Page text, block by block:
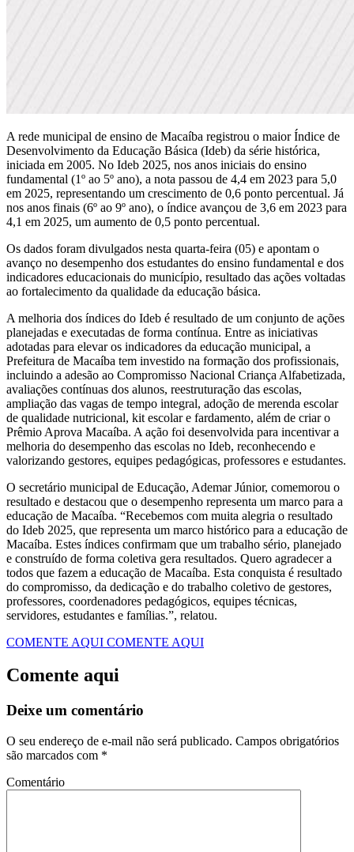
A rede municipal de ensino de Macaíba registrou o maior Índice de
Desenvolvimento da Educação Básica (Ideb) da série histórica,
iniciada em 2005. No Ideb 2025, nos anos iniciais do ensino
fundamental (1º ao 5º ano), a nota passou de 4,4 em 2023 para 5,0
em 2025, representando um crescimento de 0,6 ponto percentual. Já
nos anos finais (6º ao 9º ano), o índice avançou de 3,6 em 2023 para
4,1 em 2025, um aumento de 0,5 ponto percentual.
Os dados foram divulgados nesta quarta-feira (05) e apontam o
avanço no desempenho dos estudantes do ensino fundamental e dos
indicadores educacionais do município, resultado das ações voltadas
ao fortalecimento da qualidade da educação básica.
A melhoria dos índices do Ideb é resultado de um conjunto de ações
planejadas e executadas de forma contínua. Entre as iniciativas
adotadas para elevar os indicadores da educação municipal, a
Prefeitura de Macaíba tem investido na formação dos profissionais,
incluindo a adesão ao Compromisso Nacional Criança Alfabetizada,
avaliações contínuas dos alunos, reestruturação das escolas,
ampliação das vagas de tempo integral, adoção de merenda escolar
de qualidade nutricional, kit escolar e fardamento, além de criar o
Prêmio Aprova Macaíba. A ação foi desenvolvida para incentivar a
melhoria do desempenho das escolas no Ideb, reconhecendo e
valorizando gestores, equipes pedagógicas, professores e estudantes.
O secretário municipal de Educação, Ademar Júnior, comemorou o
resultado e destacou que o desempenho representa um marco para a
educação de Macaíba. “Recebemos com muita alegria o resultado
do Ideb 2025, que representa um marco histórico para a educação de
Macaíba. Estes índices confirmam que um trabalho sério, planejado
e construído de forma coletiva gera resultados. Quero agradecer a
todos que fazem a educação de Macaíba. Esta conquista é resultado
do compromisso, da dedicação e do trabalho coletivo de gestores,
professores, coordenadores pedagógicos, equipes técnicas,
servidores, estudantes e famílias.”, relatou. ‎
COMENTE AQUI COMENTE AQUI
Comente aqui
Deixe um comentário
O seu endereço de e-mail não será publicado. Campos obrigatórios
são marcados com *
Comentário